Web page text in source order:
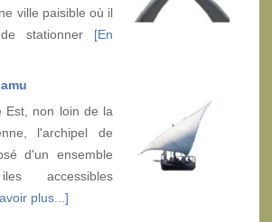
ville paisible où il
stationner [En
Est, non loin de la
l'archipel de
d'un ensemble
accessibles
plus...]